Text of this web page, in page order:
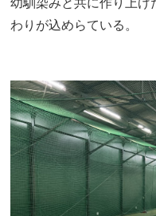
幼馴染みと共に作り上
わりが込めらている。